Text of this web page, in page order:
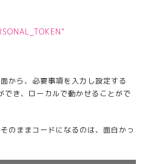
から、必要事項を入力し設定する
でき、ローカルで動かせることがで
のままコードになるのは、面白かっ